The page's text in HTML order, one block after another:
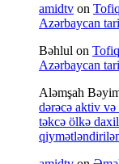
amidtv on
Azərbaycan
Bəhlul on
Azərbaycan
Aləmşah
dərəcə aktiv
təkcə ölkə